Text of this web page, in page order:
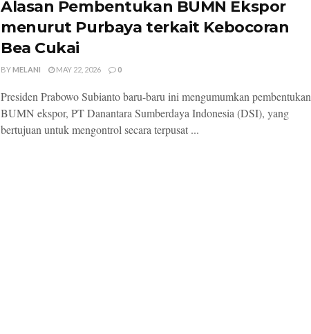
Alasan Pembentukan BUMN Ekspor
menurut Purbaya terkait Kebocoran
Bea Cukai
BYMELANI MAY 22, 2026 0
Presiden Prabowo Subianto baru-baru ini mengumumkan pembentukan
BUMN ekspor, PT Danantara Sumberdaya Indonesia (DSI), yang
bertujuan untuk mengontrol secara terpusat ...